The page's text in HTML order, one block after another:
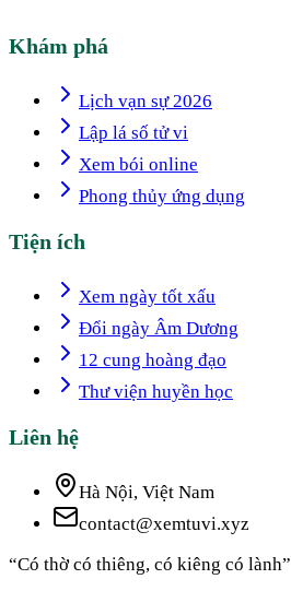
Khám phá
Lịch vạn sự 2026
Lập lá số tử vi
Xem bói online
Phong thủy ứng dụng
Tiện ích
Xem ngày tốt xấu
Đổi ngày Âm Dương
12 cung hoàng đạo
Thư viện huyền học
Liên hệ
Hà Nội, Việt Nam
contact@xemtuvi.xyz
“Có thờ có thiêng, có kiêng có lành”